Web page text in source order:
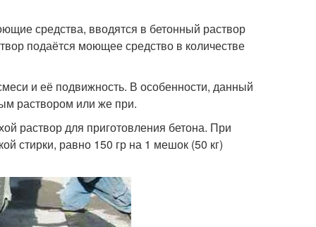
средства, вводятся в бетонный раствор
подаётся моющее средство в количестве
и её подвижность. В особенности, данный
раствором или же при.
раствор для приготовления бетона. При
стирки, равно 150 гр на 1 мешок (50 кг)